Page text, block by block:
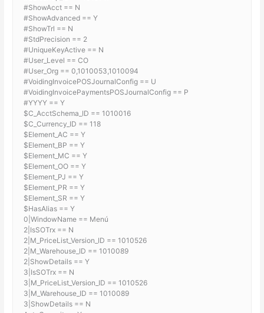
#ShowAcct == N
#ShowAdvanced == Y
#ShowTrl == N
#StdPrecision == 2
#UniqueKeyActive == N
#User_Level == CO
#User_Org == 0,1010053,1010094
#VoidingInvoicePOSJournalConfig == U
#VoidingInvoicePaymentsPOSJournalConfig == P
#YYYY == Y
$C_AcctSchema_ID == 1010016
$C_Currency_ID == 118
$Element_AC == Y
$Element_BP == Y
$Element_MC == Y
$Element_OO == Y
$Element_PJ == Y
$Element_PR == Y
$Element_SR == Y
$HasAlias == Y
0|WindowName == Menú
2|IsSOTrx == N
2|M_PriceList_Version_ID == 1010526
2|M_Warehouse_ID == 1010089
2|ShowDetails == Y
3|IsSOTrx == N
3|M_PriceList_Version_ID == 1010526
3|M_Warehouse_ID == 1010089
3|ShowDetails == N